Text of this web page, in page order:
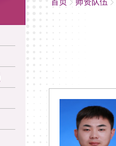
首页 师资队伍